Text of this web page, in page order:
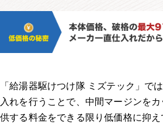
「給湯器駆けつけ隊 ミズテック」で
入れを行うことで、中間マージンを
供する料金をできる限り低価格に抑え